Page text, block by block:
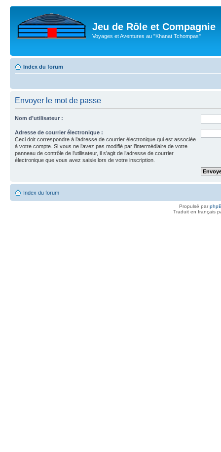
Jeu de Rôle et Compagnie
Voyages et Aventures au "Khanat Tchompas"
Index du forum
Envoyer le mot de passe
Nom d’utilisateur :
Adresse de courrier électronique :
Ceci doit correspondre à l’adresse de courrier électronique qui est associée
à votre compte. Si vous ne l’avez pas modifié par l’intermédiaire de votre
panneau de contrôle de l’utilisateur, il s’agit de l’adresse de courrier
électronique que vous avez saisie lors de votre inscription.
Index du forum
Propulsé par
Traduit en français